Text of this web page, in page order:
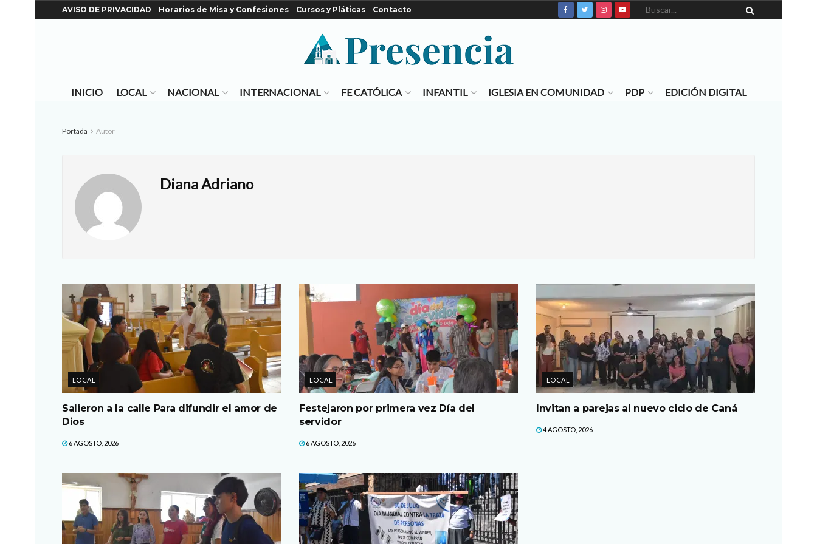
AVISO DE PRIVACIDAD Horarios de Misa y Confesiones Cursos y Pláticas Contacto
INICIO LOCAL NACIONAL INTERNACIONAL FE CATÓLICA INFANTIL IGLESIA EN COMUNIDAD PDP EDICIÓN DIGITAL
Portada Autor
Diana Adriano
LOCAL
Salieron a la calle Para difundir el amor de
Dios
6 AGOSTO, 2026
LOCAL
Festejaron por primera vez Día del
servidor
6 AGOSTO, 2026
LOCAL
Invitan a parejas al nuevo ciclo de Caná
4 AGOSTO, 2026